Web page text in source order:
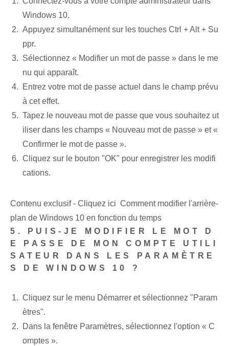
Windows 10.
Appuyez simultanément sur les touches Ctrl + Alt + Su
ppr.
Sélectionnez « Modifier un mot de passe » dans le me
nu qui apparaît.
Entrez votre mot de passe actuel dans le champ prévu
à cet effet.
Tapez le nouveau mot de passe que vous souhaitez ut
iliser dans les champs « Nouveau mot de passe » et «
Confirmer le mot de passe ».
Cliquez sur le bouton "OK" pour enregistrer les modifi
cations.
Contenu exclusif - Cliquez ici Comment modifier l'arrière-
plan de Windows 10 en fonction du temps
5. PUIS-JE MODIFIER LE MOT D
E PASSE DE MON COMPTE UTILI
SATEUR DANS LES PARAMÈTRE
S DE WINDOWS 10 ?
Cliquez sur le menu Démarrer et sélectionnez "Param
ètres".
Dans la fenêtre Paramètres, sélectionnez l'option « C
omptes ».